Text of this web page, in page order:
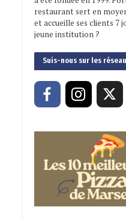
restaurant sert en
et accueille ses clients 7
jeune institution ?
Suis-nous sur les